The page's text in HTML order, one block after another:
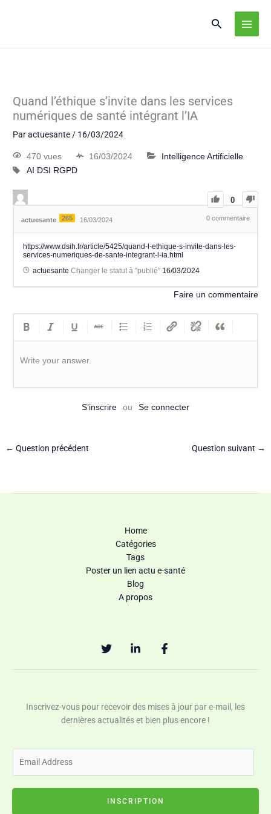
Quand l’éthique s’invite dans les services
numériques de santé intégrant l’IA
Paractuesante/ 16/03/2024
470 vues 16/03/2024
Intelligence Artificielle
AI DSI RGPD
0
actuesante 265 16/03/2024 0commentaire
https://www.dsih.fr/article/5425/quand-l-ethique-s-invite-dans-les-
services-numeriques-de-sante-integrant-l-ia.html
actuesante Changer le statut à "publié" 16/03/2024
Faire un commentaire
Write your answer.
S’inscrire ou Se connecter
← Question précédent Question suivant →
Home
Catégories
Tags
Poster un lien actu e-santé
Blog
A propos
Inscrivez-vous pour recevoir des mises à jour par e-mail, les
dernières actualités et bien plus encore !
INSCRIPTION